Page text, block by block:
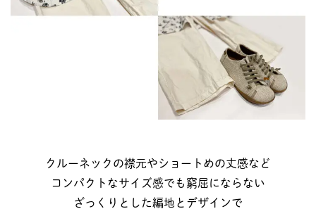
クルーネックの襟元やショートめの丈感など
コンパクトなサイズ感でも窮屈にならない
ざっくりとした編地とデザインで